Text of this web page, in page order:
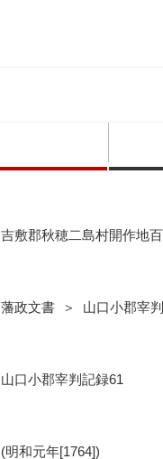
吉敷郡秋穂二島村開作地
藩政文書 ＞ 山口小郡宰
山口小郡宰判記録61
(明和元年[1764])